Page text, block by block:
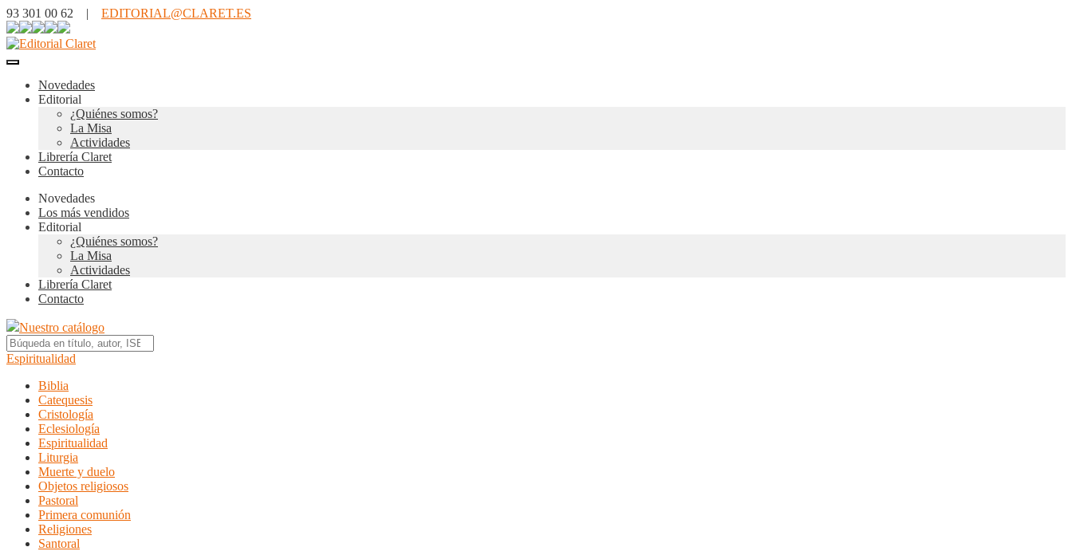
93 301 00 62 | EDITORIAL@CLARET.ES
Novedades
Editorial
¿Quiénes somos?
La Misa
Actividades
Librería Claret
Contacto
Novedades
Los más vendidos
Editorial
¿Quiénes somos?
La Misa
Actividades
Librería Claret
Contacto
Nuestro catálogo
Espiritualidad
Biblia
Catequesis
Cristología
Eclesiología
Espiritualidad
Liturgia
Muerte y duelo
Objetos religiosos
Pastoral
Primera comunión
Religiones
Santoral